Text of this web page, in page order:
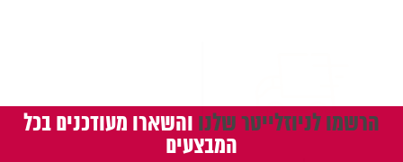
הרשמו לניוזלייטר שלנו והשארו מעודכנים בכל
המבצעים